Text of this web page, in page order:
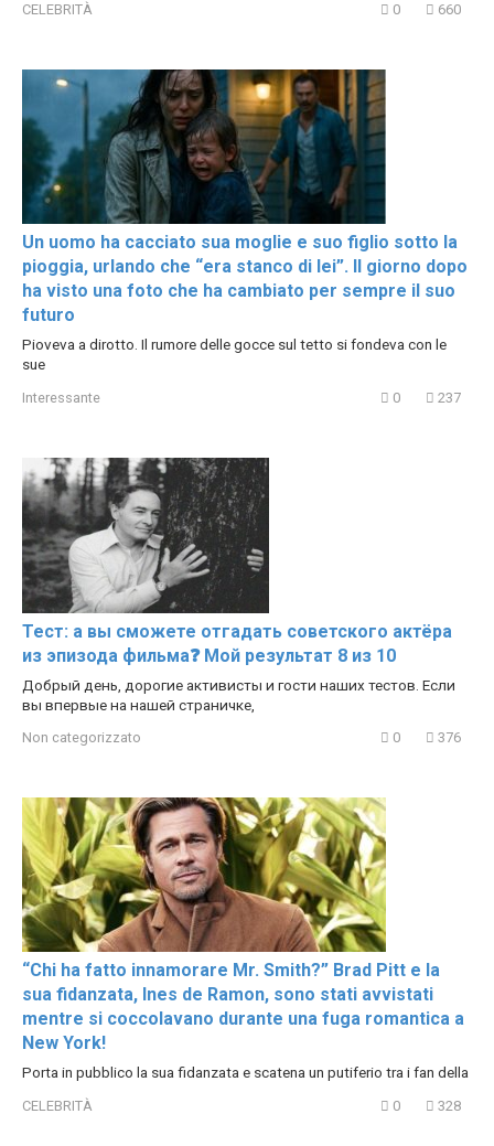
CELEBRITÀ 0 660
Un uomo ha cacciato sua moglie e suo figlio sotto la
pioggia, urlando che “era stanco di lei”. Il giorno dopo
ha visto una foto che ha cambiato per sempre il suo
futuro
Pioveva a dirotto. Il rumore delle gocce sul tetto si fondeva con le
sue
Interessante 0 237
Тест: а вы сможете отгадать советского актёра
из эпизода фильма❓ Мой результат 8 из 10
Добрый день, дорогие активисты и гости наших тестов. Если
вы впервые на нашей страничке,
Non categorizzato 0 376
“Chi ha fatto innamorare Mr. Smith?” Brad Pitt e la
sua fidanzata, Ines de Ramon, sono stati avvistati
mentre si coccolavano durante una fuga romantica a
New York!
Porta in pubblico la sua fidanzata e scatena un putiferio tra i fan della
CELEBRITÀ 0 328